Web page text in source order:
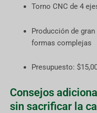
Torno CNC de 4
Producción de
formas complejas
Presupuesto:
Consejos
sin sacrificar la